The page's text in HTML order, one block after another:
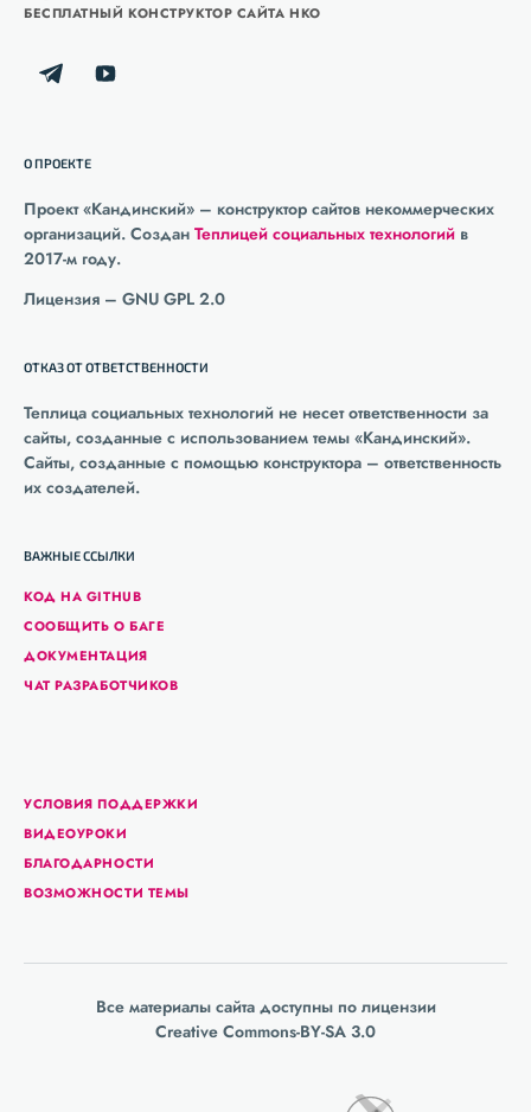
БЕСПЛАТНЫЙ КОНСТРУКТОР САЙТА НКО
О ПРОЕКТЕ
Проект «Кандинский» – конструктор сайтов некоммерческих
организаций. Создан Теплицей социальных технологий в
2017-м году.
Лицензия – GNU GPL 2.0
ВАЖНЫЕ ССЫЛКИ
КОД НА GITHUB
СООБЩИТЬ О БАГЕ
ДОКУМЕНТАЦИЯ
ЧАТ РАЗРАБОТЧИКОВ
УСЛОВИЯ ПОДДЕРЖКИ
ВИДЕОУРОКИ
БЛАГОДАРНОСТИ
ВОЗМОЖНОСТИ ТЕМЫ
ОТКАЗ ОТ ОТВЕТСТВЕННОСТИ
Теплица социальных технологий не несет ответственности за
сайты, созданные с использованием темы «Кандинский».
Сайты, созданные с помощью конструктора – ответственность
их создателей.
Все материалы сайта доступны по лицензии
Creative Commons-BY-SA 3.0